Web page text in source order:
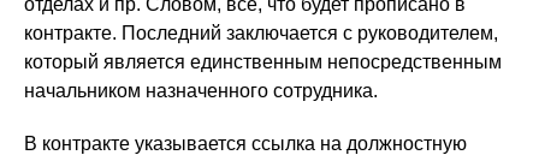
отделах и пр. Словом, все, что будет прописано в
контракте. Последний заключается с руководителем,
который является единственным непосредственным
начальником назначенного сотрудника.
В контракте указывается ссылка на должностную